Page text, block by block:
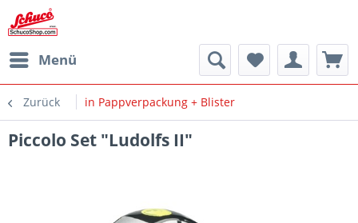
Menü
Zurück in Pappverpackung + Blister
Piccolo Set "Ludolfs II"